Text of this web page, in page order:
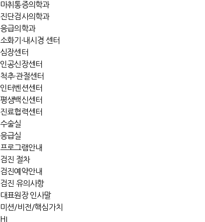
마취통증의학과
진단검사의학과
응급의학과
소화기·내시경 센터
심장센터
인공신장센터
척추·관절센터
인터벤션센터
평생백신센터
진료협력센터
수술실
응급실
프로그램안내
검진 절차
검진예약안내
검진 유의사항
대표원장 인사말
미션/비전/핵심가치
HI